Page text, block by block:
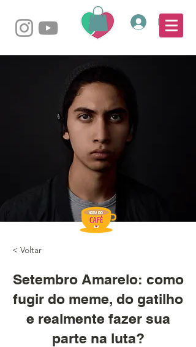
Login
< Voltar
Setembro Amarelo: como
fugir do meme, do gatilho
e realmente fazer sua
parte na luta?